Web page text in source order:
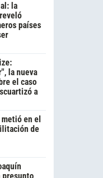
la
países
la nueva
el caso
a
en el
de
presunto